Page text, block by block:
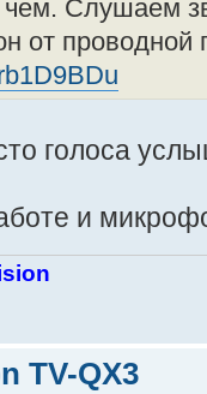
Слушаем
от проводной
голоса
и
TV-QX3